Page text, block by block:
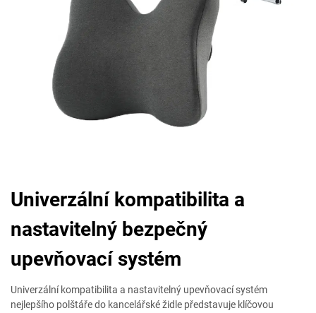
Univerzální kompatibilita a
nastavitelný bezpečný
upevňovací systém
Univerzální kompatibilita a nastavitelný upevňovací systém
nejlepšího polštáře do kancelářské židle představuje klíčovou